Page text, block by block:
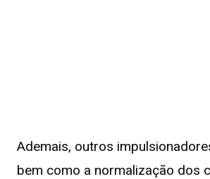
Ademais, outros
bem como a normalização dos